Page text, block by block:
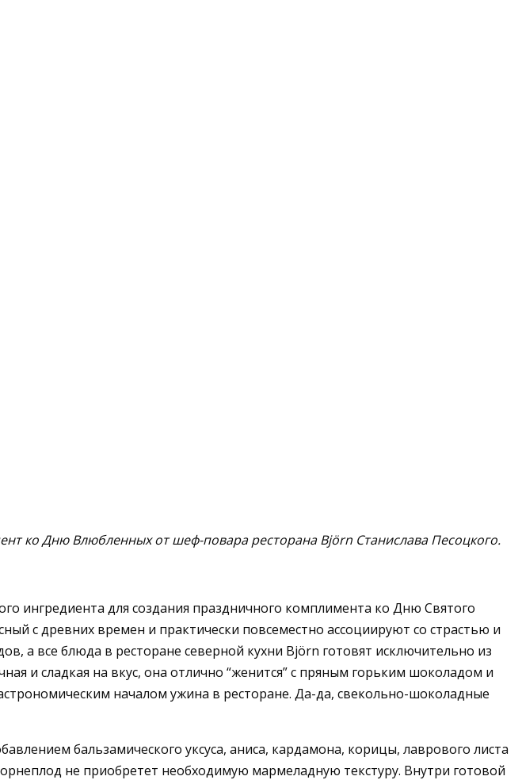
ко Дню Влюбленных от шеф-повара ресторанаBjörn Станислава Песоцкого.
ингредиента для создания праздничного комплимента ко Дню Святого
с древних времен и практически повсеместно ассоциируют со страстью и
а все блюда в ресторане северной кухни Björn готовят исключительно из
и сладкая на вкус, она отлично “женится” с пряным горьким шоколадом и
началом ужина в ресторане. Да-да, свекольно-шоколадные
бальзамического уксуса, аниса, кардамона, корицы, лаврового листа
не приобретет необходимую мармеладную текстуру. Внутри готовой